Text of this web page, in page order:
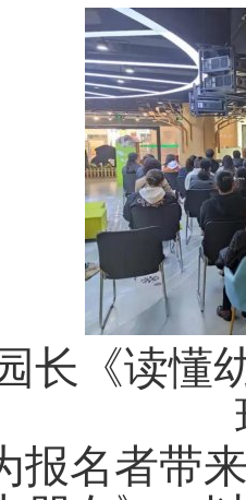
长《读
报名者带